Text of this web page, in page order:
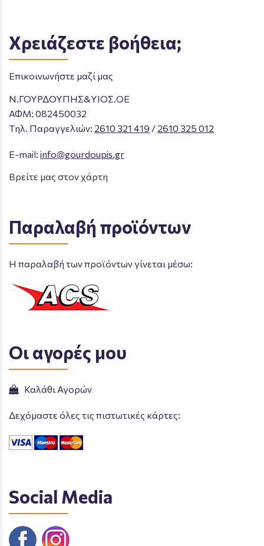
Χρειάζεστε βοήθεια;
Επικοινωνήστε μαζί μας
Ν.ΓΟΥΡΔΟΥΠΗΣ&ΥΙΟΣ.ΟΕ
ΑΦΜ: 082450032
Tηλ. Παραγγελιών: 2610 321 419 / 2610 325 012
E-mail: info@gourdoupis.gr
Βρείτε μας στον χάρτη
Παραλαβή προϊόντων
Η παραλαβή των προϊόντων γίνεται μέσω:
Οι αγορές μου
Καλάθι Αγορών
Δεχόμαστε όλες τις πιστωτικές κάρτες:
Social Media